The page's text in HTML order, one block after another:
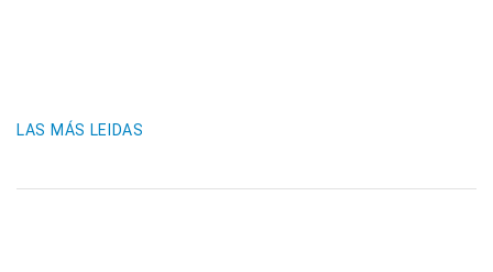
LAS MÁS LEIDAS